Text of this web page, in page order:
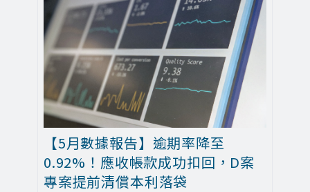
【5月數據報告】逾期率降至
0.92%！應收帳款成功扣回，D案
專案提前清償本利落袋